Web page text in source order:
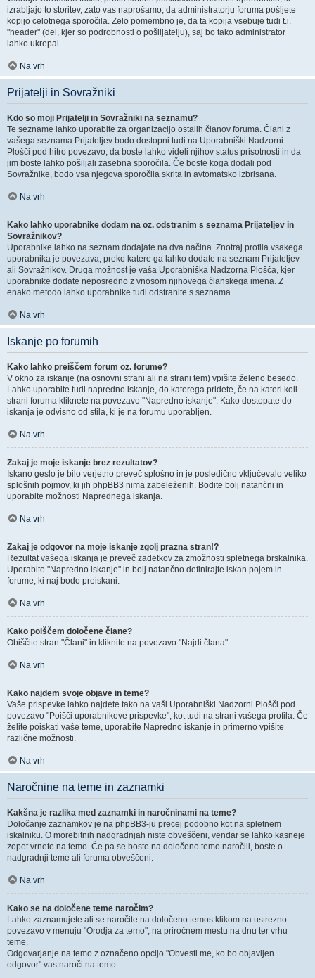
izrabljajo to storitev, zato vas naprošamo, da administratorju foruma pošljete
kopijo celotnega sporočila. Zelo pomembno je, da ta kopija vsebuje tudi t.i.
"header" (del, kjer so podrobnosti o pošiljatelju), saj bo tako administrator
lahko ukrepal.
Na vrh
Prijatelji in Sovražniki
Kdo so moji Prijatelji in Sovražniki na seznamu?
Te sezname lahko uporabite za organizacijo ostalih članov foruma. Člani z
vašega seznama Prijateljev bodo dostopni tudi na Uporabniški Nadzorni
Plošči pod hitro povezavo, da boste lahko videli njihov status prisotnosti in da
jim boste lahko pošiljali zasebna sporočila. Če boste koga dodali pod
Sovražnike, bodo vsa njegova sporočila skrita in avtomatsko izbrisana.
Na vrh
Kako lahko uporabnike dodam na oz. odstranim s seznama Prijateljev in
Sovražnikov?
Uporabnike lahko na seznam dodajate na dva načina. Znotraj profila vsakega
uporabnika je povezava, preko katere ga lahko dodate na seznam Prijateljev
ali Sovražnikov. Druga možnost je vaša Uporabniška Nadzorna Plošča, kjer
uporabnike dodate neposredno z vnosom njihovega članskega imena. Z
enako metodo lahko uporabnike tudi odstranite s seznama.
Na vrh
Iskanje po forumih
Kako lahko preiščem forum oz. forume?
V okno za iskanje (na osnovni strani ali na strani tem) vpišite želeno besedo.
Lahko uporabite tudi napredno iskanje, do katerega pridete, če na kateri koli
strani foruma kliknete na povezavo "Napredno iskanje". Kako dostopate do
iskanja je odvisno od stila, ki je na forumu uporabljen.
Na vrh
Zakaj je moje iskanje brez rezultatov?
Iskano geslo je bilo verjetno preveč splošno in je posledično vključevalo veliko
splošnih pojmov, ki jih phpBB3 nima zabeleženih. Bodite bolj natančni in
uporabite možnosti Naprednega iskanja.
Na vrh
Zakaj je odgovor na moje iskanje zgolj prazna stran!?
Rezultat vašega iskanja je preveč zadetkov za zmožnosti spletnega brskalnika.
Uporabite "Napredno iskanje" in bolj natančno definirajte iskan pojem in
forume, ki naj bodo preiskani.
Na vrh
Kako poiščem določene člane?
Obiščite stran "Člani" in kliknite na povezavo "Najdi člana".
Na vrh
Kako najdem svoje objave in teme?
Vaše prispevke lahko najdete tako na vaši Uporabniški Nadzorni Plošči pod
povezavo "Poišči uporabnikove prispevke", kot tudi na strani vašega profila. Če
želite poiskati vaše teme, uporabite Napredno iskanje in primerno vpišite
različne možnosti.
Na vrh
Naročnine na teme in zaznamki
Kakšna je razlika med zaznamki in naročninami na teme?
Določanje zaznamkov je na phpBB3-ju precej podobno kot na spletnem
iskalniku. O morebitnih nadgradnjah niste obveščeni, vendar se lahko kasneje
zopet vrnete na temo. Če pa se boste na določeno temo naročili, boste o
nadgradnji teme ali foruma obveščeni.
Na vrh
Kako se na določene teme naročim?
Lahko zaznamujete ali se naročite na določeno temos klikom na ustrezno
povezavo v menuju "Orodja za temo", na priročnem mestu na dnu ter vrhu
teme.
Odgovarjanje na temo z označeno opcijo "Obvesti me, ko bo objavljen
odgovor" vas naroči na temo.